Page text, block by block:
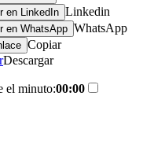
en LinkedIn Linkedin
en WhatsApp WhatsApp
Copiar
Descargar
el minuto:00:00